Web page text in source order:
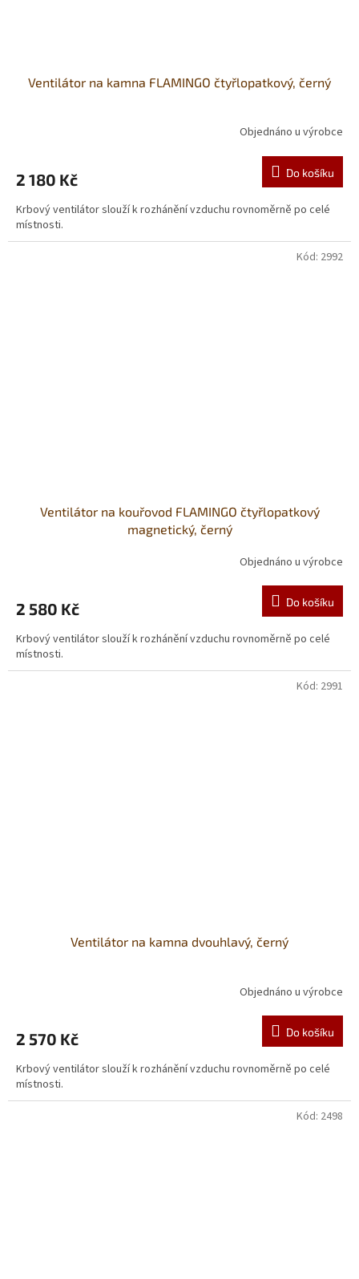
Ventilátor na kamna FLAMINGO čtyřlopatkový, černý
Objednáno u výrobce
2 180 Kč Do košíku
Krbový ventilátor slouží k rozhánění vzduchu rovnoměrně po celé
místnosti.
Ventilátor na kouřovod FLAMINGO čtyřlopatkový
magnetický, černý
Objednáno u výrobce
2 580 Kč Do košíku
Krbový ventilátor slouží k rozhánění vzduchu rovnoměrně po celé
místnosti.
Kód: 2992
Ventilátor na kamna dvouhlavý, černý
Objednáno u výrobce
2 570 Kč Do košíku
Krbový ventilátor slouží k rozhánění vzduchu rovnoměrně po celé
místnosti.
Kód: 2991
Kód: 2498